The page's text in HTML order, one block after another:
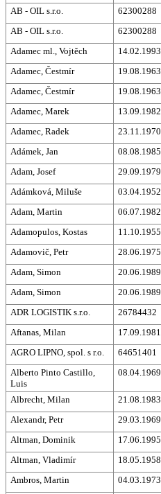
AB - OIL s.r.o.
62300288
AB - OIL s.r.o. 62300288
Adamec ml., Vojtěch 14.02.1993
Adamec, Čestmír 19.08.1963
Adamec, Čestmír 19.08.1963
Adamec, Marek 13.09.1982
Adamec, Radek 23.11.1970
Adámek, Jan 08.08.1985
Adam, Josef 29.09.1979
Adámková, Miluše 03.04.1952
Adam, Martin 06.07.1982
Adamopulos, Kostas 11.10.1955
Adamovič, Petr 28.06.1975
Adam, Simon 20.06.1989
Adam, Simon 20.06.1989
ADR LOGISTIK s.r.o. 26784432
Aftanas, Milan 17.09.1981
AGRO LIPNO, spol. s r.o. 64651401
Alberto Pinto Castillo,
Luis
08.04.1969
Albrecht, Milan 21.08.1983
Alexandr, Petr 29.03.1969
Altman, Dominik 17.06.1995
Altman, Vladimír 18.05.1958
Ambros, Martin 04.03.1973